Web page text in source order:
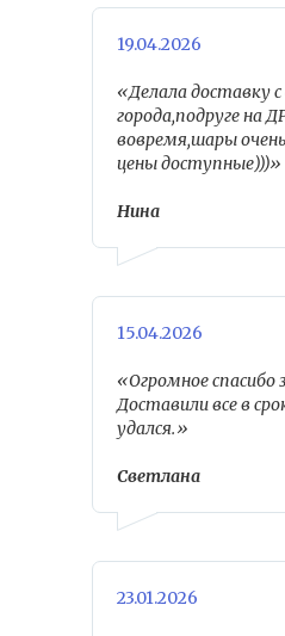
19.04.2026
«Делала доставку с
города,подруге на
вовремя,шары
цены доступные)))»
Нина
15.04.2026
«Огромное спасибо
Доставили все в
удался.»
Светлана
23.01.2026